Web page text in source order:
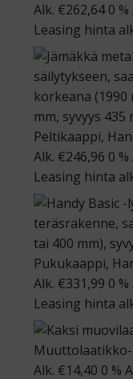
Alk. €262,64 0 %
Leasing hinta
Peltikaappi,
Alk. €246,96 0 %
Leasing hinta
Pukukaappi,
Alk. €331,99 0 %
Leasing hinta
Muuttolaatikko-
Alk. €14,40 0 %